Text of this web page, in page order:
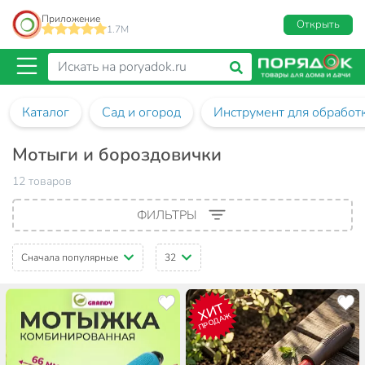
Приложение
1.7M
Открыть
Каталог Сад и огород Инструмент для
Мотыги и бороздовички
12 товаров
ФИЛЬТРЫ
Сначала популярные 32
ХИТ
ПРОДАЖ